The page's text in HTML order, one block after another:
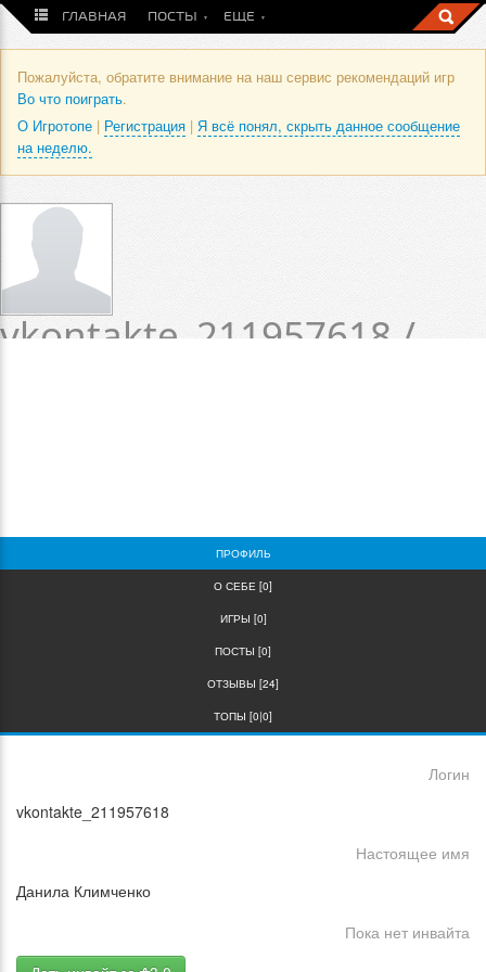
ГЛАВНАЯ ПОСТЫ ЕЩЕ
Пожалуйста, обратите внимание на наш сервис рекомендаций игр
Во что поиграть.
О Игротопе | Регистрация | Я всё понял, скрыть данное сообщение
на неделю.
vkontakte_211957618 /
ПРОФИЛЬ
О СЕБЕ [0]
ИГРЫ [0]
ПОСТЫ [0]
ОТЗЫВЫ [24]
ТОПЫ [0|0]
Логин
vkontakte_211957618
Настоящее имя
Данила Климченко
Пока нет инвайта